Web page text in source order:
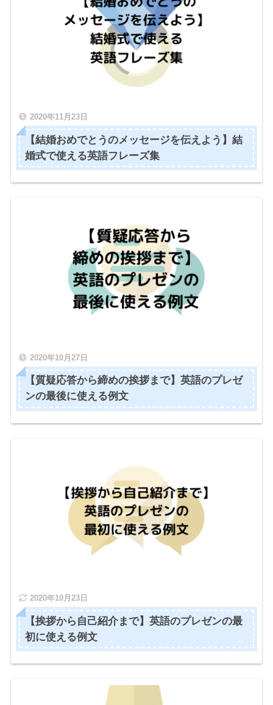
2020年11月23日
【結婚おめでとうのメッセージを伝えよう】結
婚式で使える英語フレーズ集
2020年10月27日
【質疑応答から締めの挨拶まで】英語のプレゼ
ンの最後に使える例文
2020年10月23日
【挨拶から自己紹介まで】英語のプレゼンの最
初に使える例文